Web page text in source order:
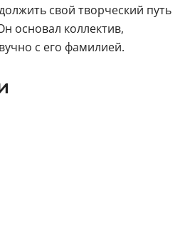
свой творческий путь
основал коллектив,
с его фамилией.